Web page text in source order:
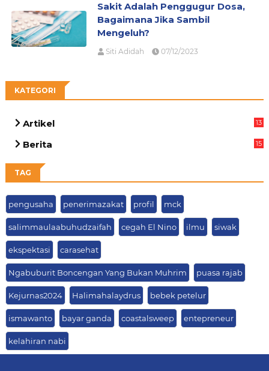
Sakit Adalah Penggugur Dosa,
Bagaimana Jika Sambil
Mengeluh?
Siti Adidah 07/12/2023
KATEGORI
Artikel
13
Berita
15
TAG
pengusaha penerimazakat profil mck
salimmaulaabuhudzaifah cegah El Nino ilmu siwak
ekspektasi carasehat
Ngabuburit Boncengan Yang Bukan Muhrim puasa rajab
Kejurnas2024 Halimahalaydrus bebek petelur
ismawanto bayar ganda coastalsweep entepreneur
kelahiran nabi